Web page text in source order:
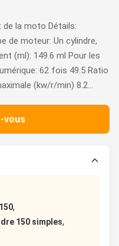
de la moto Détails:
de moteur: Un cylindre,
(ml): 149.6 ml Pour les
62 fois 49.5 Ratio
(kw/r/min) 8.2...
vous
,
150 simples,